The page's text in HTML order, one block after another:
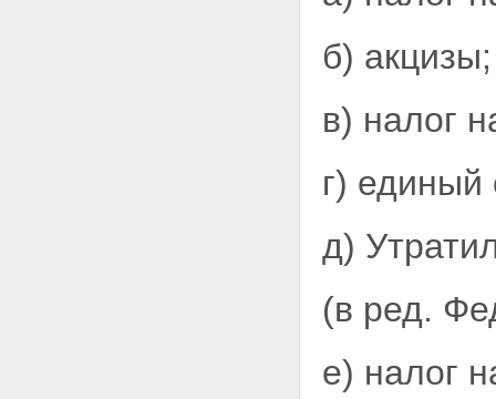
б) акцизы;
в) налог
г) единый
д)
(в ред.
е) налог